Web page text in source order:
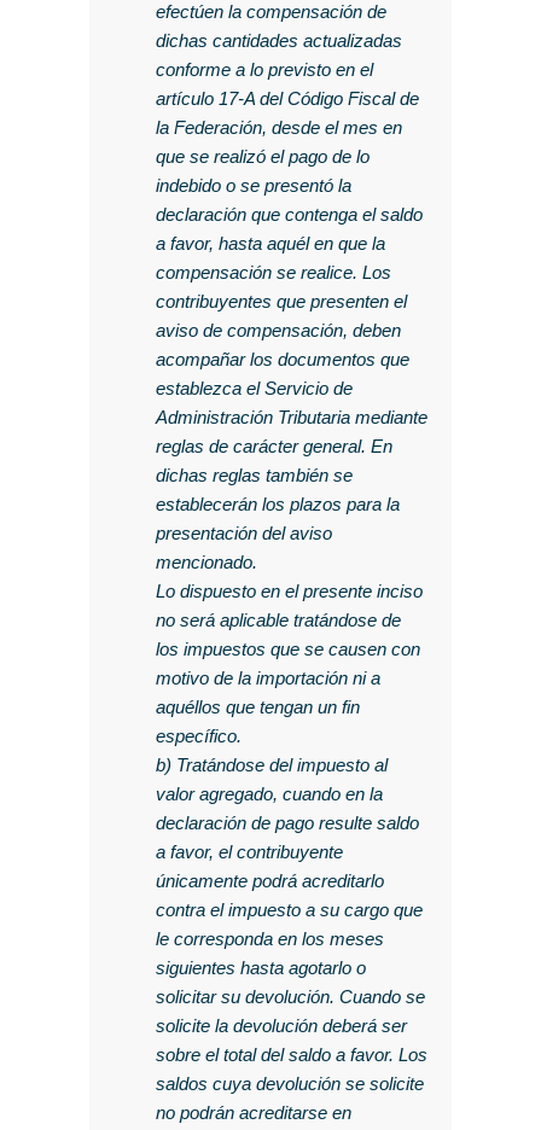
efectúen la compensación de
dichas cantidades actualizadas
conforme a lo previsto en el
artículo 17-A del Código Fiscal de
la Federación, desde el mes en
que se realizó el pago de lo
indebido o se presentó la
declaración que contenga el saldo
a favor, hasta aquél en que la
compensación se realice. Los
contribuyentes que presenten el
aviso de compensación, deben
acompañar los documentos que
establezca el Servicio de
Administración Tributaria mediante
reglas de carácter general. En
dichas reglas también se
establecerán los plazos para la
presentación del aviso
mencionado.
Lo dispuesto en el presente inciso
no será aplicable tratándose de
los impuestos que se causen con
motivo de la importación ni a
aquéllos que tengan un fin
específico.
b) Tratándose del impuesto al
valor agregado, cuando en la
declaración de pago resulte saldo
a favor, el contribuyente
únicamente podrá acreditarlo
contra el impuesto a su cargo que
le corresponda en los meses
siguientes hasta agotarlo o
solicitar su devolución. Cuando se
solicite la devolución deberá ser
sobre el total del saldo a favor. Los
saldos cuya devolución se solicite
no podrán acreditarse en